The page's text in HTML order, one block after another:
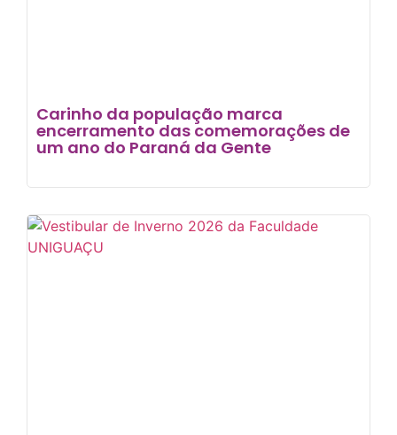
Carinho da população marca
encerramento das comemorações de
um ano do Paraná da Gente